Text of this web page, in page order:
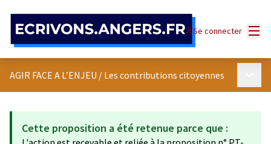
Se connecter
AGIR FACE A L’ENJEU / Les contributions citoyennes
Cette proposition a été retenue parce que :